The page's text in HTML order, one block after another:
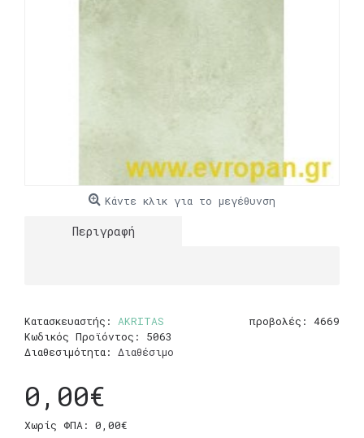
Κάντε κλικ για το μεγέθυνση
Περιγραφή
προβολές: 4669
Κατασκευαστής: AKRITAS
Κωδικός Προϊόντος: 5063
Διαθεσιμότητα: Διαθέσιμο
0,00€
Χωρίς ΦΠΑ: 0,00€